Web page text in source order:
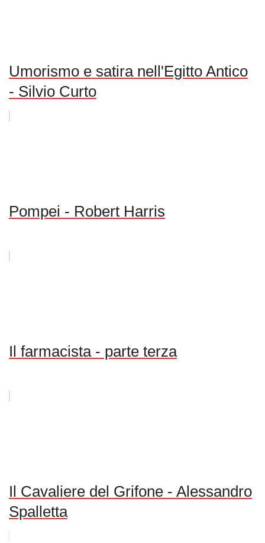
Umorismo e satira nell'Egitto Antico
- Silvio Curto
Pompei - Robert Harris
Il farmacista - parte terza
Il Cavaliere del Grifone - Alessandro
Spalletta